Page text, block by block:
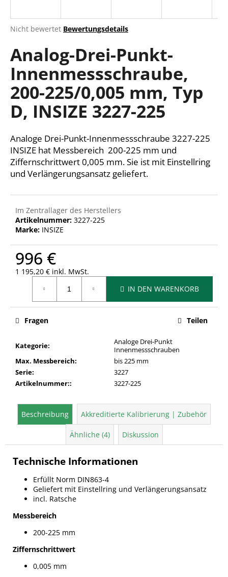
Die
Produktbewertung
ist
0,0
von
5
Sternen.
Nicht bewertet Bewertungsdetails
Analog-Drei-Punkt-
Innenmessschraube,
200-225/0,005 mm, Typ
D, INSIZE 3227-225
Analoge Drei-Punkt-Innenmessschraube 3227-225
INSIZE hat Messbereich 200-225 mm und
Ziffernschrittwert 0,005 mm. Sie ist mit Einstellring
und Verlängerungsansatz geliefert.
Im Zentrallager des Herstellers
Artikelnummer: 3227-225
Marke: INSIZE
996 €
1 195,20 € inkl. MwSt.
IN DEN WARENKORB
Kategorie:
Analoge Drei-Punkt
Innenmessschrauben
Max. Messbereich:
bis 225 mm
Serie:
3227
Artikelnummer:: 3227-225
Fragen Teilen
Beschreibung Akkreditierte Kalibrierung | Zubehör
Ähnliche (4) Diskussion
Technische Informationen
Erfüllt Norm DIN863-4
Geliefert mit Einstellring und Verlängerungsansatz
incl. Ratsche
Messbereich
200-225 mm
Ziffernschrittwert
0,005 mm
W
i
r
e
p
f
e
h
e
n